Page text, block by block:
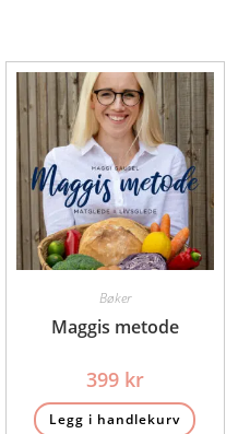
Bøker
Maggis metode
399 kr
Legg i handlekurv